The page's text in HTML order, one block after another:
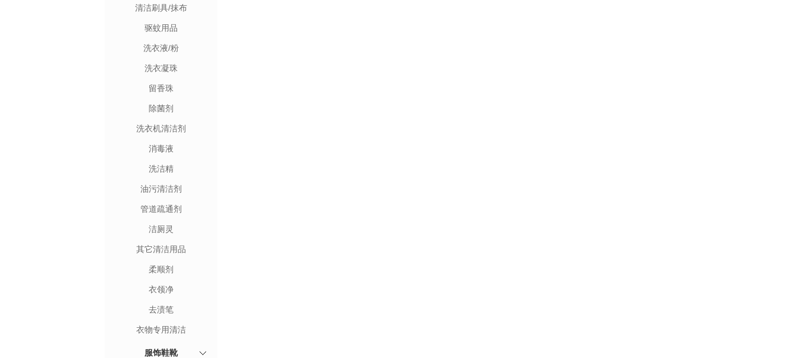
清洁刷具/抹布
驱蚊用品
洗衣液/粉
洗衣凝珠
留香珠
除菌剂
洗衣机清洁剂
消毒液
洗洁精
油污清洁剂
管道疏通剂
洁厕灵
其它清洁用品
柔顺剂
衣领净
去渍笔
衣物专用清洁
服饰鞋靴